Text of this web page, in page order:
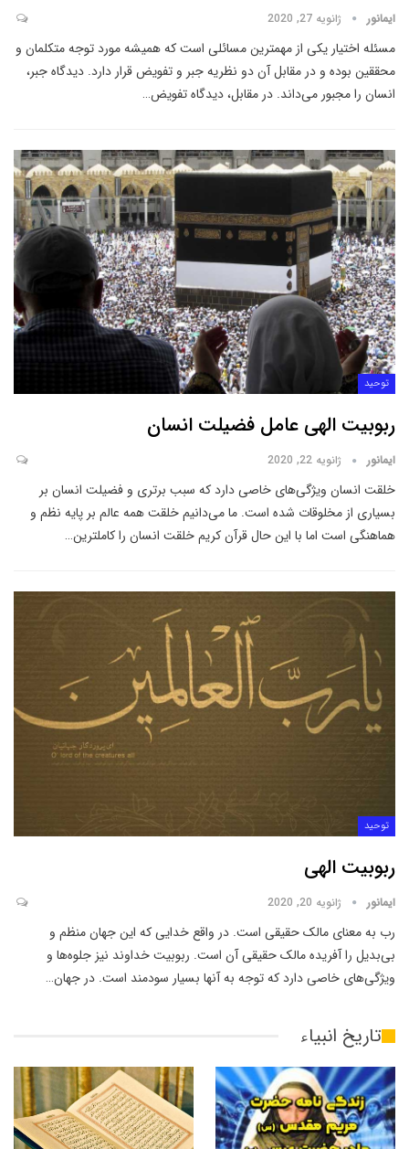
ایمانور ژانویه 27, 2020
مسئله اختیار یکی از مهمترین مسائلی است که همیشه مورد توجه متکلمان و
محققین بوده و در مقابل آن دو نظریه جبر و تفویض قرار دارد. دیدگاه جبر،
انسان را مجبور می‌داند. در مقابل، دیدگاه تفویض…
توحید
ربوبیت الهی عامل فضیلت انسان
ایمانور ژانویه 22, 2020
خلقت انسان ویژگی‌های خاصی دارد که سبب برتری و فضیلت انسان بر
بسیاری از مخلوقات شده است. ما می‌دانیم خلقت همه عالم بر پایه نظم و
هماهنگی است اما با این حال قرآن کریم خلقت انسان را کاملترین…
توحید
ربوبیت الهی
ایمانور ژانویه 20, 2020
رب به معنای مالک حقیقی است. در واقع خدایی که این جهان منظم و
بی‌بدیل را آفریده مالک حقیقی آن است. ربوبیت خداوند نیز جلوه‌ها و
ویژگی‌های خاصی دارد که توجه به آنها بسیار سودمند است. در جهان…
تاریخ انبیاء